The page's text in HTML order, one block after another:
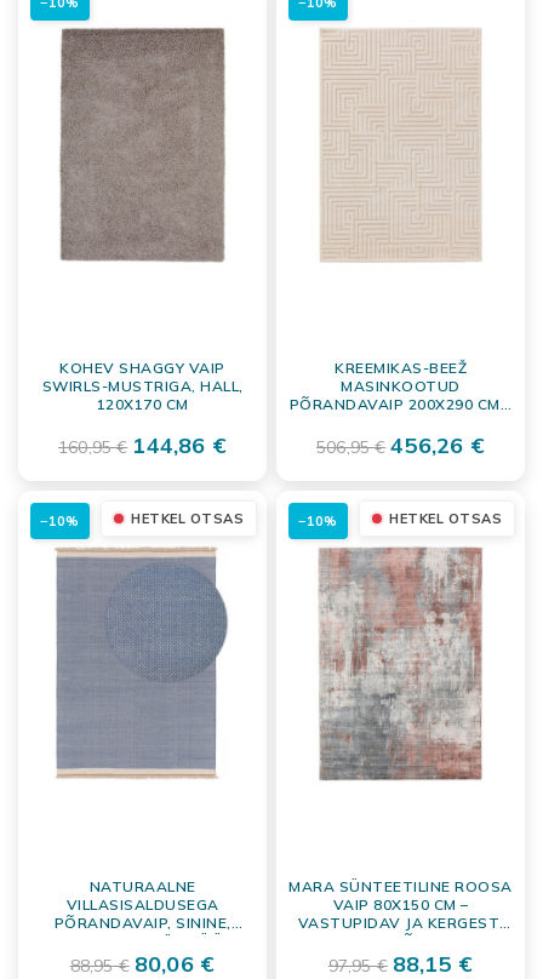
KOHEV SHAGGY VAIP
SWIRLS-MUSTRIGA, HALL,
120X170 CM
160,95 € 144,86 €
KREEMIKAS-BEEŽ
MASINKOOTUD
PÕRANDAVAIP 200X290 CM –
POLÜPROPÜLEENIST JA
POLÜESTRIST
506,95 € 456,26 €
HETKEL OTSAS
NATURAALNE
VILLASISALDUSEGA
PÕRANDAVAIP, SININE,
80X120 CM, KÄSITÖÖ
88,95 € 80,06 €
−10% HETKEL OTSAS
MARA SÜNTEETILINE ROOSA
VAIP 80X150 CM –
VASTUPIDAV JA KERGESTI
HOOLDATAV PÕRANDAKATE
97,95 € 88,15 €
−10%